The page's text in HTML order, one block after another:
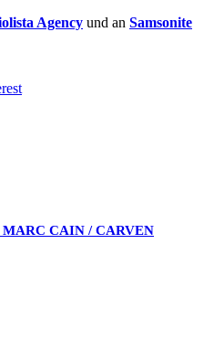
Agency und an Samsonite
CAIN / CARVEN